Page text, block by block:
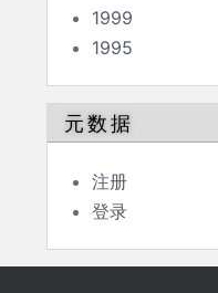
1999
1995
元数据
注册
登录